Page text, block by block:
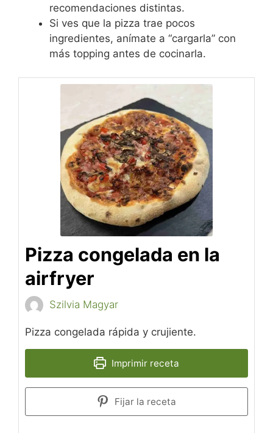
recomendaciones distintas.
Si ves que la pizza trae pocos
ingredientes, anímate a “cargarla” con
más topping antes de cocinarla.
Pizza congelada en la
airfryer
Szilvia Magyar
Pizza congelada rápida y crujiente.
Imprimir receta
Fijar la receta